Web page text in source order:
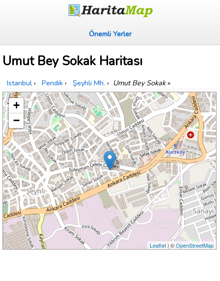
Önemli Yerler
Umut Bey Sokak Haritası
Istanbul › Pendik › Şeyhli Mh. › Umut Bey Sokak»
+
−
Leaflet| ©OpenStreetMap